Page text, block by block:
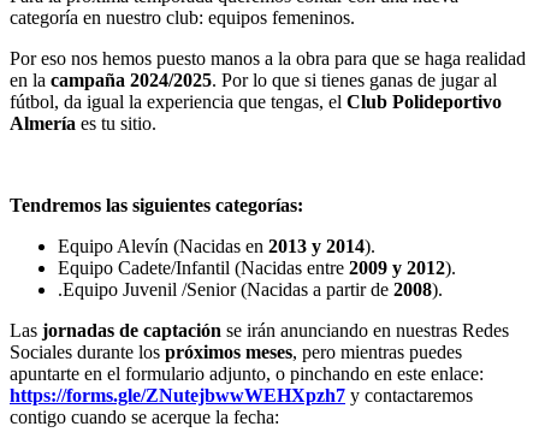
categoría en nuestro club: equipos femeninos.
Por eso nos hemos puesto manos a la obra para que se haga realidad
en la campaña 2024/2025. Por lo que si tienes ganas de jugar al
fútbol, da igual la experiencia que tengas, el Club Polideportivo
Almería es tu sitio.
Tendremos las siguientes categorías:
Equipo Alevín (Nacidas en 2013 y 2014).
Equipo Cadete/Infantil (Nacidas entre 2009 y 2012).
.Equipo Juvenil /Senior (Nacidas a partir de 2008).
Las jornadas de captación se irán anunciando en nuestras Redes
Sociales durante los próximos meses, pero mientras puedes
apuntarte en el formulario adjunto, o pinchando en este enlace:
https://forms.gle/ZNutejbwwWEHXpzh7 y contactaremos
contigo cuando se acerque la fecha: